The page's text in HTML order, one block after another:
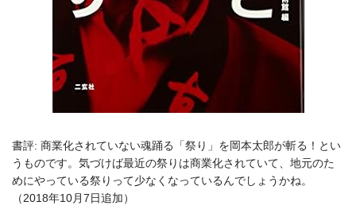
書評: 商業化されていない魂踊る「祭り」を岡本太郎が斬る！とい
うものです。気づけば最近の祭りは商業化されていて、地元のた
めにやっている祭りって少なくなっているんでしょうかね。
（2018年10月7日追加）